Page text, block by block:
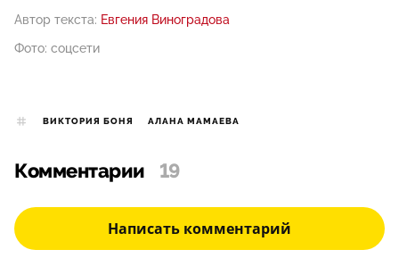
Автор текста: Евгения Виноградова
Фото: соцсети
ВИКТОРИЯ БОНЯ АЛАНА МАМАЕВА
Комментарии 19
Написать комментарий